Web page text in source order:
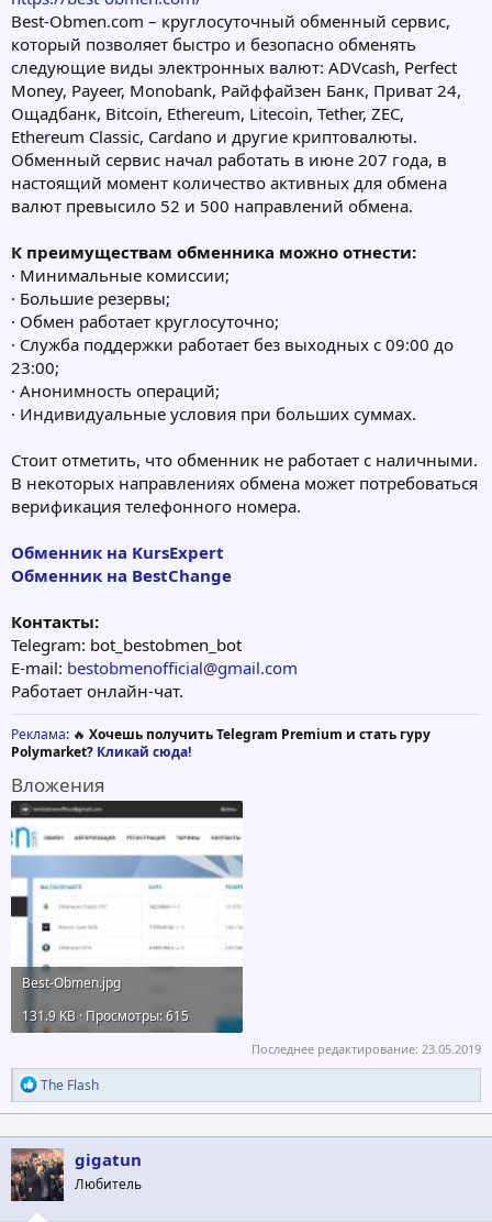
Best-Obmen.com – круглосуточный обменный сервис,
который позволяет быстро и безопасно обменять
следующие виды электронных валют: ADVcash, Perfect
Money, Payeer, Monobank, Райффайзен Банк, Приват 24,
Ощадбанк, Bitcoin, Ethereum, Litecoin, Tether, ZEC,
Ethereum Classic, Cardano и другие криптовалюты.
Обменный сервис начал работать в июне 207 года, в
настоящий момент количество активных для обмена
валют превысило 52 и 500 направлений обмена.
К преимуществам обменника можно отнести:
· Минимальные комиссии;
· Большие резервы;
· Обмен работает круглосуточно;
· Служба поддержки работает без выходных с 09:00 до
23:00;
· Анонимность операций;
· Индивидуальные условия при больших суммах.
Стоит отметить, что обменник не работает с наличными.
В некоторых направлениях обмена может потребоваться
верификация телефонного номера.
Обменник на KursExpert
Обменник на BestChange
Контакты:
Telegram: bot_bestobmen_bot
E-mail: bestobmenofficial@gmail.com
Работает онлайн-чат.
Реклама: 🔥 Хочешь получить Telegram Premium и стать гуру
Polymarket? Кликай сюда!
Вложения
Best-Obmen.jpg
131.9 KB · Просмотры: 615
Последнее редактирование: 23.05.2019
Р
е
а
к
ц
и
и
:
The Flash
gigatun
Любитель